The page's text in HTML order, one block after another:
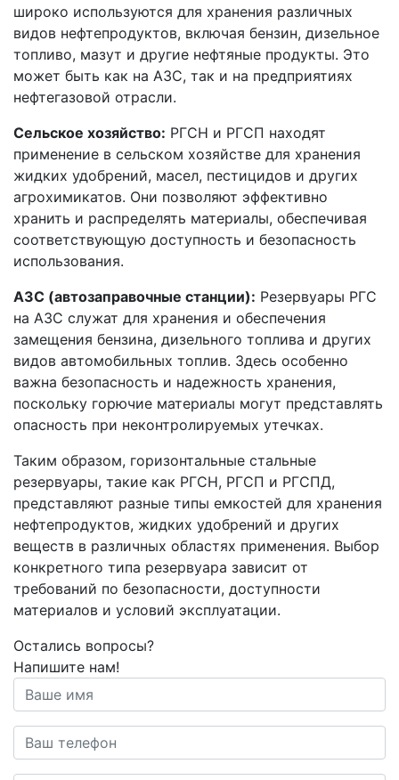
широко используются для хранения различных
видов нефтепродуктов, включая бензин, дизельное
топливо, мазут и другие нефтяные продукты. Это
может быть как на АЗС, так и на предприятиях
нефтегазовой отрасли.
Сельское хозяйство: РГСН и РГСП находят
применение в сельском хозяйстве для хранения
жидких удобрений, масел, пестицидов и других
агрохимикатов. Они позволяют эффективно
хранить и распределять материалы, обеспечивая
соответствующую доступность и безопасность
использования.
АЗС (автозаправочные станции): Резервуары РГС
на АЗС служат для хранения и обеспечения
замещения бензина, дизельного топлива и других
видов автомобильных топлив. Здесь особенно
важна безопасность и надежность хранения,
поскольку горючие материалы могут представлять
опасность при неконтролируемых утечках.
Таким образом, горизонтальные стальные
резервуары, такие как РГСН, РГСП и РГСПД,
представляют разные типы емкостей для хранения
нефтепродуктов, жидких удобрений и других
веществ в различных областях применения. Выбор
конкретного типа резервуара зависит от
требований по безопасности, доступности
материалов и условий эксплуатации.
Остались вопросы?
Напишите нам!